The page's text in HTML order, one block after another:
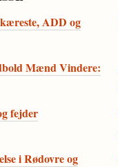
ADD og
Mænd Vindere:
fejder
i Rødovre og